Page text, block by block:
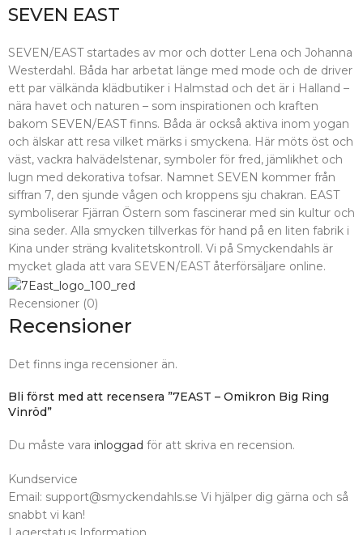
SEVEN EAST
SEVEN/EAST startades av mor och dotter Lena och Johanna
Westerdahl. Båda har arbetat länge med mode och de driver
ett par välkända klädbutiker i Halmstad och det är i Halland –
nära havet och naturen – som inspirationen och kraften
bakom SEVEN/EAST finns. Båda är också aktiva inom yogan
och älskar att resa vilket märks i smyckena. Här möts öst och
väst, vackra halvädelstenar, symboler för fred, jämlikhet och
lugn med dekorativa tofsar. Namnet SEVEN kommer från
siffran 7, den sjunde vågen och kroppens sju chakran. EAST
symboliserar Fjärran Östern som fascinerar med sin kultur och
sina seder. Alla smycken tillverkas för hand på en liten fabrik i
Kina under sträng kvalitetskontroll. Vi på Smyckendahls är
mycket glada att vara SEVEN/EAST återförsäljare online.
Recensioner (0)
Recensioner
Det finns inga recensioner än.
Bli först med att recensera ”7EAST – Omikron Big Ring
Vinröd”
Du måste vara inloggad för att skriva en recension.
Kundservice
Email: support@smyckendahls.se Vi hjälper dig gärna och så
snabbt vi kan!